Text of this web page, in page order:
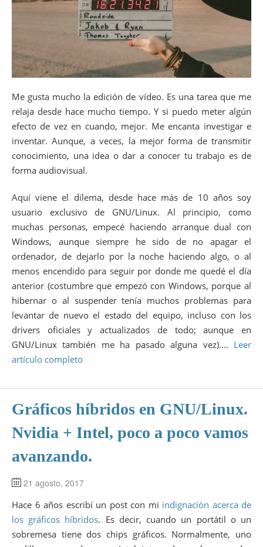
Me gusta mucho la edición de vídeo. Es una tarea que me
relaja desde hace mucho tiempo. Y si puedo meter algún
efecto de vez en cuando, mejor. Me encanta investigar e
inventar. Aunque, a veces, la mejor forma de transmitir
conocimiento, una idea o dar a conocer tu trabajo es de
forma audiovisual.
Aquí viene el dilema, desde hace más de 10 años soy
usuario exclusivo de GNU/Linux. Al principio, como
muchas personas, empecé haciendo arranque dual con
Windows, aunque siempre he sido de no apagar el
ordenador, de dejarlo por la noche haciendo algo, o al
menos encendido para seguir por donde me quedé el día
anterior (costumbre que empezó con Windows, porque al
hibernar o al suspender tenía muchos problemas para
levantar de nuevo el estado del equipo, incluso con los
drivers oficiales y actualizados de todo; aunque en
GNU/Linux también me ha pasado alguna vez).… Leer
artículo completo
Gráficos híbridos en GNU/Linux.
Nvidia + Intel, poco a poco vamos
avanzando.
21 agosto, 2017
Hace 6 años escribí un post con mi indignación acerca de
los gráficos híbridos. Es decir, cuando un portátil o un
sobremesa tiene dos chips gráficos. Normalmente, uno